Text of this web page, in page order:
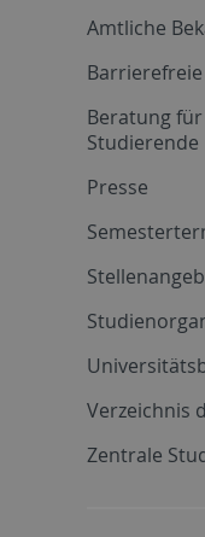
Amtliche
Beratung
Studierende
Presse
Verzeichnis
Zentrale